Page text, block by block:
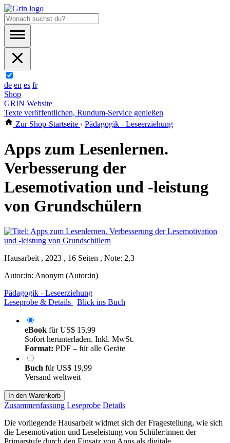
de en es fr
Shop
GRIN Website
Texte veröffentlichen, Rundum-Service genießen
Zur Shop-Startseite › Pädagogik - Leseerziehung
Apps zum Lesenlernen.
Verbesserung der
Lesemotivation und -leistung
von Grundschülern
Hausarbeit , 2023 , 16 Seiten , Note: 2,3
Autor:in: Anonym (Autor:in)
Pädagogik - Leseerziehung
Leseprobe & Details
Blick ins Buch
eBook fürUS$ 15,99
Sofort herunterladen. Inkl. MwSt.
Format: PDF – für alle Geräte
Buch fürUS$ 19,99
Versand weltweit
In den Warenkorb
Zusammenfassung Leseprobe Details
Die vorliegende Hausarbeit widmet sich der Fragestellung, wie sich
die Lesemotivation und Leseleistung von Schüler:innen der
Primarstufe durch den Einsatz von Apps als digitale